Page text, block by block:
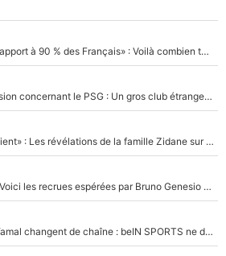
«C'est un beau salaire par rapport à 90 % des Français» : Voilà combien touchait Nelson Monfort sur France Télévisions avant de rejoindre CNews
Ferran Torres a pris sa décision concernant le PSG : Un gros club étranger prêt à relancer le feuilleton pour la signature du champion du monde 2026 !
«Il est très heureux et impatient» : Les révélations de la famille Zidane sur sa prise de pouvoir en équipe de France !
Plus de 100M€ pour l'OM : Voici les recrues espérées par Bruno Genesio et Grégory Lorenzi après l’opération dégraissage
Kylian Mbappé et Lamine Yamal changent de chaîne : beIN SPORTS ne digère pas cette décision historique et prédit un fiasco pour la Liga